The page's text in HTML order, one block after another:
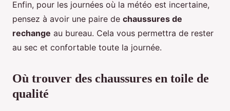
Enfin, pour les journées où la météo est incertaine,
pensez à avoir une paire de chaussures de
rechange au bureau. Cela vous permettra de rester
au sec et confortable toute la journée.
Où trouver des chaussures en toile de
qualité